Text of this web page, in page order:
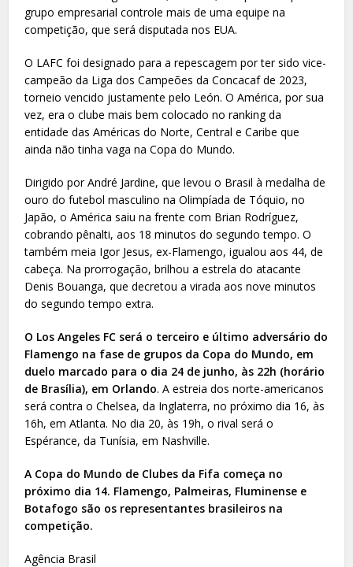
grupo empresarial controle mais de uma equipe na
competição, que será disputada nos EUA.
O LAFC foi designado para a repescagem por ter sido vice-
campeão da Liga dos Campeões da Concacaf de 2023,
torneio vencido justamente pelo León. O América, por sua
vez, era o clube mais bem colocado no ranking da
entidade das Américas do Norte, Central e Caribe que
ainda não tinha vaga na Copa do Mundo.
Dirigido por André Jardine, que levou o Brasil à medalha de
ouro do futebol masculino na Olimpíada de Tóquio, no
Japão, o América saiu na frente com Brian Rodríguez,
cobrando pênalti, aos 18 minutos do segundo tempo. O
também meia Igor Jesus, ex-Flamengo, igualou aos 44, de
cabeça. Na prorrogação, brilhou a estrela do atacante
Denis Bouanga, que decretou a virada aos nove minutos
do segundo tempo extra.
O Los Angeles FC será o terceiro e último adversário do
Flamengo na fase de grupos da Copa do Mundo, em
duelo marcado para o dia 24 de junho, às 22h (horário
de Brasília), em Orlando. A estreia dos norte-americanos
será contra o Chelsea, da Inglaterra, no próximo dia 16, às
16h, em Atlanta. No dia 20, às 19h, o rival será o
Espérance, da Tunísia, em Nashville.
A Copa do Mundo de Clubes da Fifa começa no
próximo dia 14. Flamengo, Palmeiras, Fluminense e
Botafogo são os representantes brasileiros na
competição.
Agência Brasil